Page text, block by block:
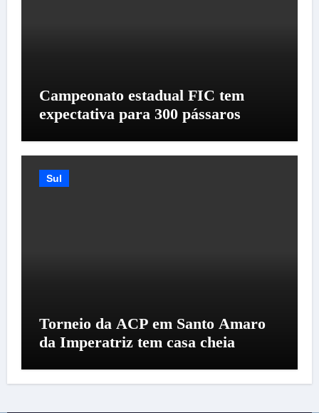
Campeonato estadual FIC tem
expectativa para 300 pássaros
Sul
Torneio da ACP em Santo Amaro
da Imperatriz tem casa cheia